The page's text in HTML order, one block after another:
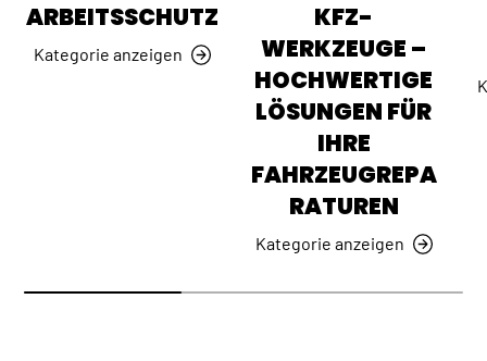
ARBEITSSCHUTZ
Kategorie anzeigen
KFZ-
WERKZEUGE –
HOCHWERTIGE
LÖSUNGEN FÜR
IHRE
FAHRZEUGREPA
RATUREN
Kategorie anzeigen